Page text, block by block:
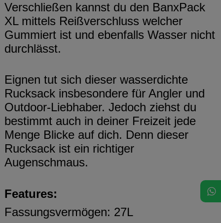
Verschließen kannst du den BanxPack
XL mittels Reißverschluss welcher
Gummiert ist und ebenfalls Wasser nicht
durchlässt.
Eignen tut sich dieser wasserdichte
Rucksack insbesondere für Angler und
Outdoor-Liebhaber. Jedoch ziehst du
bestimmt auch in deiner Freizeit jede
Menge Blicke auf dich. Denn dieser
Rucksack ist ein richtiger
Augenschmaus.
Features:
Fassungsvermögen: 27L